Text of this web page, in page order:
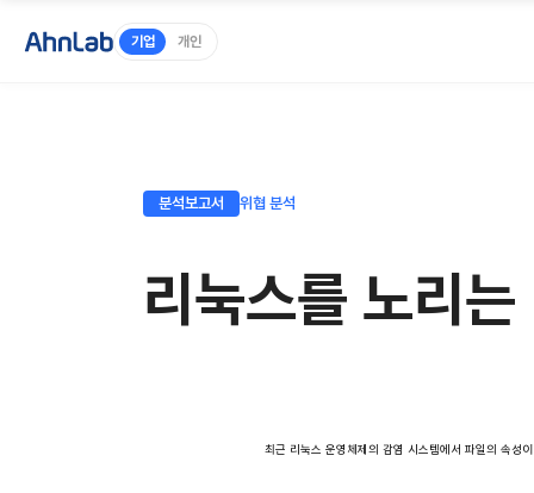
기업 개인
분석보고서 위협 분석
리눅스를 노리
최근 리눅스 운영체제의 감염 시스템에서 파일의 속성